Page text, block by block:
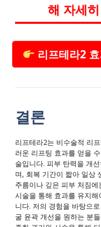
해 자세
리프테라2 효
결론
리프테라2는 비수술적 리
러운 리프팅 효과를 얻을
술입니다. 피부 탄력을 개
며, 회복 기간이 짧아 일상
주름이나 깊은 피부 처짐
시술을 통해 효과를 유지
니다. 저의 경험을 바탕으
굴 윤곽 개선을 원하는 분